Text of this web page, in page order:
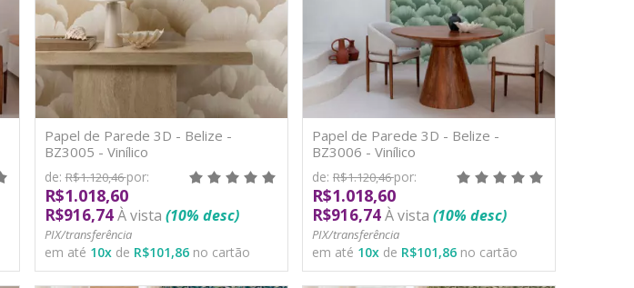
Papel de Parede 3D - Belize -
BZ3005 - Vinílico
de: R$1.120,46por:
R$1.018,60
R$916,74 À vista (10% desc)
PIX/transferência
em até 10xde R$101,86no cartão
Papel de Parede 3D - Belize -
BZ3006 - Vinílico
de: R$1.120,46por:
R$1.018,60
R$916,74À vista (10% desc)
PIX/transferência
em até 10xde R$101,86no cartão